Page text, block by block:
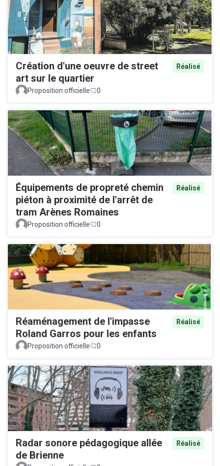
Création d'une oeuvre de street
art sur le quartier
Réalisé
Proposition officielle 0
Équipements de propreté chemin
piéton à proximité de l'arrêt de
tram Arènes Romaines
Réalisé
Proposition officielle 0
Réaménagement de l'impasse
Roland Garros pour les enfants
Réalisé
Proposition officielle 0
Radar sonore pédagogique allée
de Brienne
Réalisé